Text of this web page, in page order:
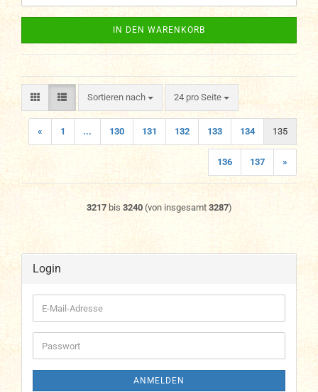
IN DEN WARENKORB
Sortieren nach
Sortieren nach 24 pro Seite
pro Seite
« 1 ... 130 131 132 133 134 135
136 137 »
3217bis 3240(von insgesamt 3287)
Login
E-
Mail-
Adresse
Passwort
ANMELDEN